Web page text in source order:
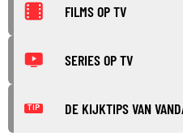
FILMS OP TV
SERIES OP TV
TIP DE KIJKTIPS VAN